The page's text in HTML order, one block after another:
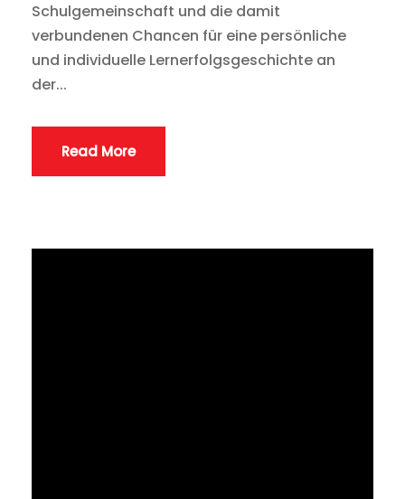
Schulgemeinschaft und die damit
verbundenen Chancen für eine persönliche
und individuelle Lernerfolgsgeschichte an
der...
Read More